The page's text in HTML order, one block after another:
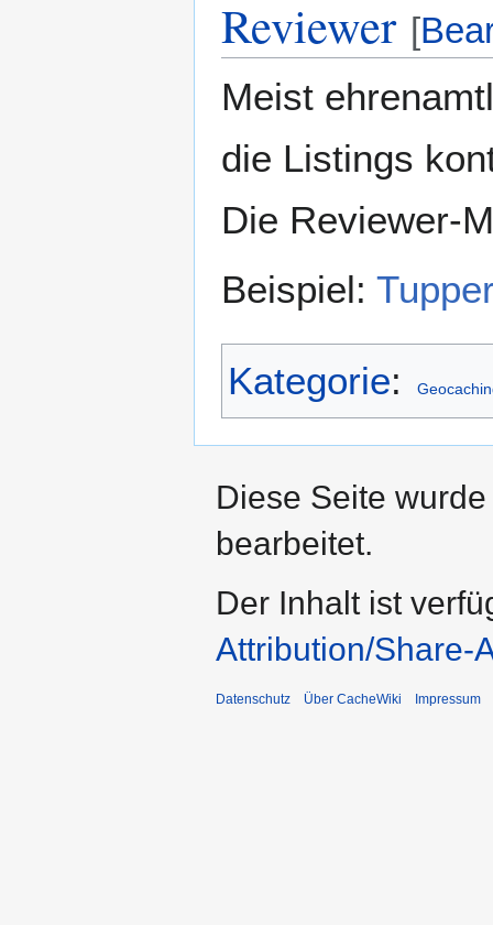
Reviewer [
Meist
die Listings
Die Reviewer-
Beispiel:
Kategorie:
Diese Seite
bearbeitet.
Der Inhalt ist
Attribution/Share-
Datenschutz Über CacheWiki Impressum